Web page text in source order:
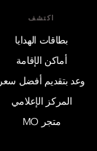
اكتشف
بطاقات الهدايا
أماكن الإقامة
وعد بتقديم أفضل سعر
المركز الإعلامي
متجر MO